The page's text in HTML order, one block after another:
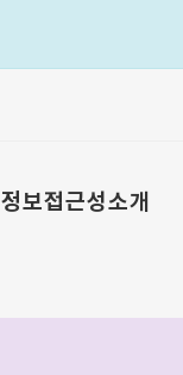
정보접근성소개